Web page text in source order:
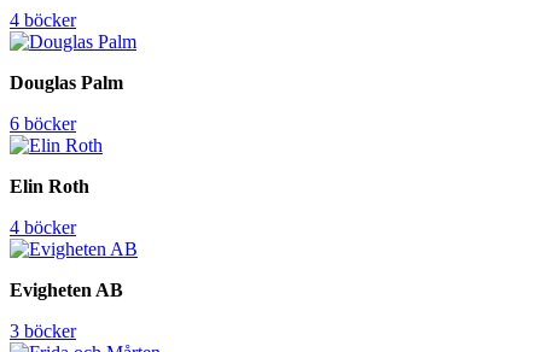
4 böcker
Douglas Palm
6 böcker
Elin Roth
4 böcker
Evigheten AB
3 böcker